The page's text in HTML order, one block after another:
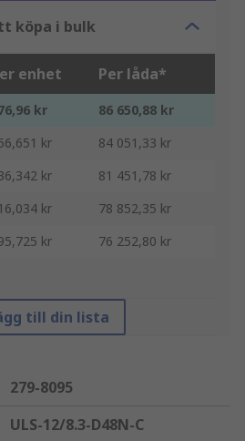
köpa i bulk
enhet Per låda*
kr
86 650,88 kr
kr
84 051,33 kr
kr
81 451,78 kr
kr
78 852,35 kr
kr 76 252,80 kr
till din lista
279-8095
ULS-12/8.3-D48N-C